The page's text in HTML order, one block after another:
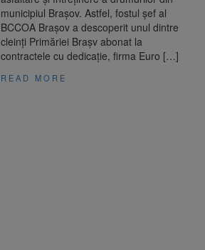
municipiul Brașov. Astfel, fostul șef al
BCCOA Brașov a descoperit unul dintre
cleinți Primăriei Brașv abonat la
contractele cu dedicație, firma Euro […]
READ MORE